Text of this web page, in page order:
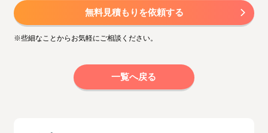
無料見積もりを依頼する
※些細なことからお気軽にご相談ください。
一覧へ戻る